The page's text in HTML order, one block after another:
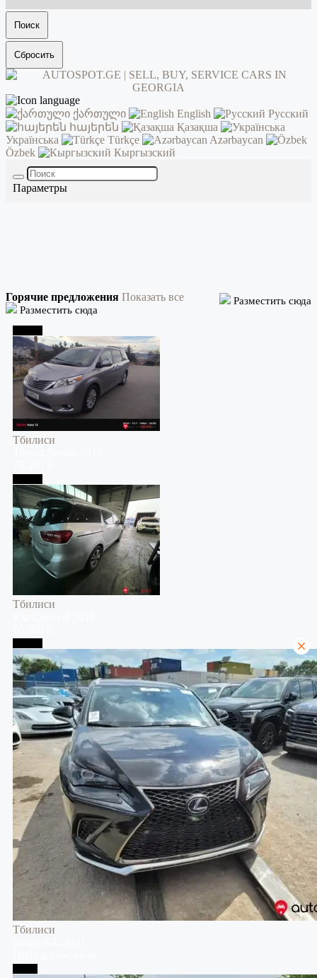
Поиск
Сбросить
ქართული English
Русский
հայերեն
Қазақша
Українська
Türkçe
Azərbaycan
Özbek
Кыргызский
Параметры
Горячие предложения Показать все
Разместить сюда
Разместить сюда
Тбилиси
Тбилиси
Тбилиси